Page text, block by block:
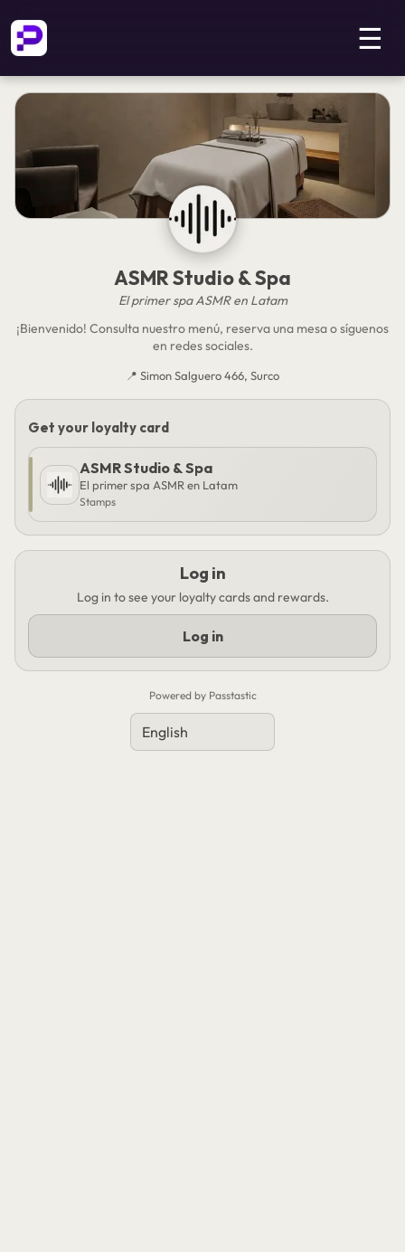
☰
ASMR Studio & Spa
El primer spa ASMR en Latam
¡Bienvenido! Consulta nuestro menú, reserva una mesa o síguenos
en redes sociales.
📍 Simon Salguero 466, Surco
Get your loyalty card
ASMR Studio & Spa
El primer spa ASMR en Latam
Stamps
Log in
Log in to see your loyalty cards and rewards.
Log in
Powered by Passtastic